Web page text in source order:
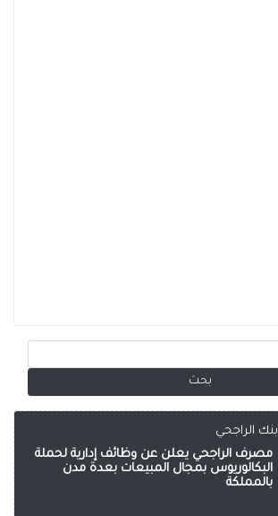
بنك الراجحي
مصرف الراجحي يعلن عن وظائف إدارية لحملة
البكالوريوس بمجال المبيعات بعدة مدن
بالمملكة